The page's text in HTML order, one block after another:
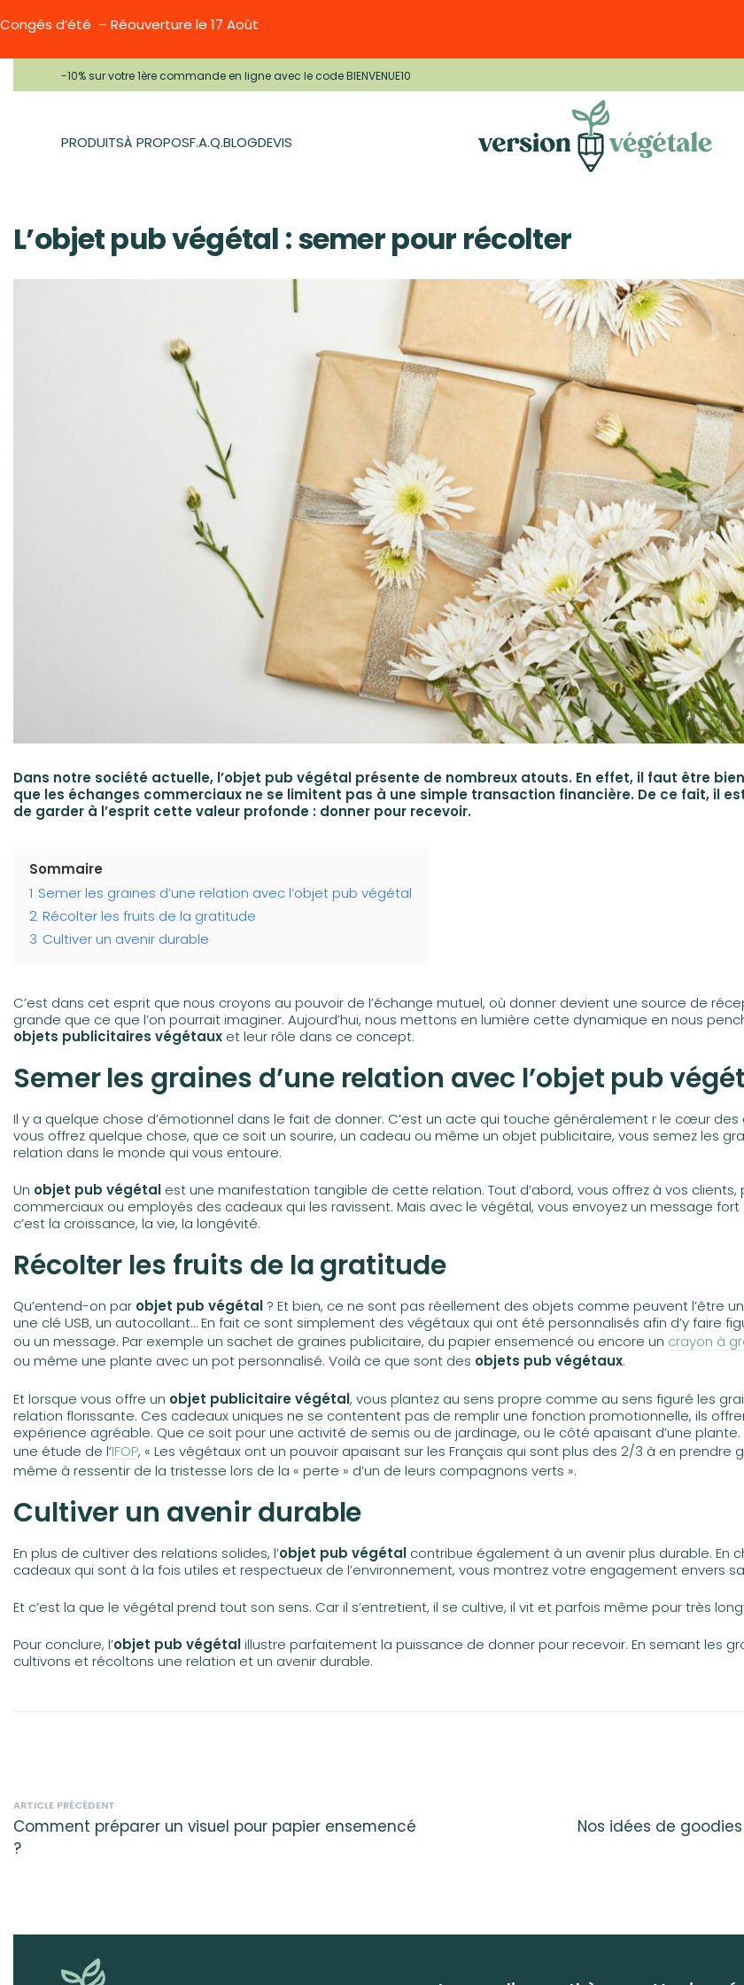
Congés d’été – Réouverture le 17 Août
-10% sur votre 1ère commande en ligne avec le code BIENVENUE10
PRODUITSÀ PROPOSF.A.Q.BLOGDEVIS
L’objet pub végétal : semer pour récolter
Dans notre société actuelle, l’objet pub végétal présente de nombreux atouts. En effet, il faut être
que les échanges commerciaux ne se limitent pas à une simple transaction financière. De ce fait, il
de garder à l’esprit cette valeur profonde : donner pour recevoir.
Sommaire
1 Semer les graines d’une relation avec l’objet pub végétal
2 Récolter les fruits de la gratitude
3 Cultiver un avenir durable
C’est dans cet esprit que nous croyons au pouvoir de l’échange mutuel, où donner devient une source de
grande que ce que l’on pourrait imaginer. Aujourd’hui, nous mettons en lumière cette dynamique en nous
objets publicitaires végétaux et leur rôle dans ce concept.
Semer les graines d’une relation avec l’objet pub
Il y a quelque chose d’émotionnel dans le fait de donner. C’est un acte qui touche généralement r le cœur des
vous offrez quelque chose, que ce soit un sourire, un cadeau ou même un objet publicitaire, vous semez les
relation dans le monde qui vous entoure.
Un objet pub végétal est une manifestation tangible de cette relation. Tout d’abord, vous offrez à vos clients,
commerciaux ou employés des cadeaux qui les ravissent. Mais avec le végétal, vous envoyez un message fort
c’est la croissance, la vie, la longévité.
Récolter les fruits de la gratitude
Qu’entend-on par objet pub végétal ? Et bien, ce ne sont pas réellement des objets comme peuvent l’être
une clé USB, un autocollant… En fait ce sont simplement des végétaux qui ont été personnalisés afin d’y faire
ou un message. Par exemple un sachet de graines publicitaire, du papier ensemencé ou encore un crayon à
ou même une plante avec un pot personnalisé. Voilà ce que sont des objets pub végétaux.
Et lorsque vous offre un objet publicitaire végétal, vous plantez au sens propre comme au sens figuré les
relation florissante. Ces cadeaux uniques ne se contentent pas de remplir une fonction promotionnelle, ils
expérience agréable. Que ce soit pour une activité de semis ou de jardinage, ou le côté apaisant d’une plante.
une étude de l’IFOP, « Les végétaux ont un pouvoir apaisant sur les Français qui sont plus des 2/3 à en prendre
même à ressentir de la tristesse lors de la « perte » d’un de leurs compagnons verts ».
Cultiver un avenir durable
En plus de cultiver des relations solides, l’objet pub végétal contribue également à un avenir plus durable. En
cadeaux qui sont à la fois utiles et respectueux de l’environnement, vous montrez votre engagement envers
Et c’est la que le végétal prend tout son sens. Car il s’entretient, il se cultive, il vit et parfois même pour très
Pour conclure, l’objet pub végétalillustre parfaitement la puissance de donner pour recevoir. En semant les
cultivons et récoltons une relation et un avenir durable.
ARTICLE PRÉCÉDENT
Comment préparer un visuel pour papier ensemencé
?
Nos idées de